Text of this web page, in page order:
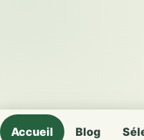
Accueil Blog
Stock actualisé le 10/08/